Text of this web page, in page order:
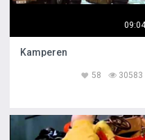
09:04
Kamperen
30583
58